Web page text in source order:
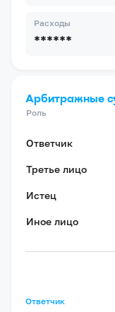
Расходы
******
Арбитражные
Роль
Ответчик
Третье лицо
Истец
Иное лицо
Ответчик